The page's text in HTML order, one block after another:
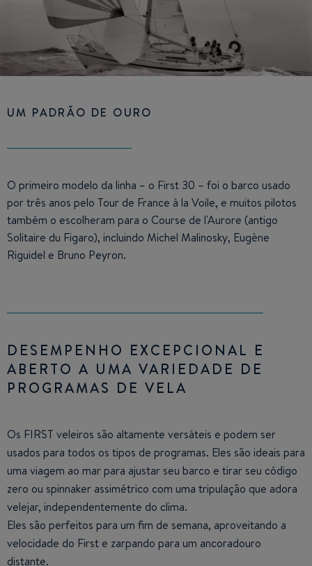
UM PADRÃO DE OURO
O primeiro modelo da linha – o First 30 – foi o barco usado
por três anos pelo Tour de France à la Voile, e muitos pilotos
também o escolheram para o Course de l'Aurore (antigo
Solitaire du Figaro), incluindo Michel Malinosky, Eugène
Riguidel e Bruno Peyron.
DESEMPENHO EXCEPCIONAL E
ABERTO A UMA VARIEDADE DE
PROGRAMAS DE VELA
Os FIRST veleiros são altamente versáteis e podem ser
usados ​​para todos os tipos de programas. Eles são ideais para
uma viagem ao mar para ajustar seu barco e tirar seu código
zero ou spinnaker assimétrico com uma tripulação que adora
velejar, independentemente do clima.
Eles são perfeitos para um fim de semana, aproveitando a
velocidade do First e zarpando para um ancoradouro
distante.